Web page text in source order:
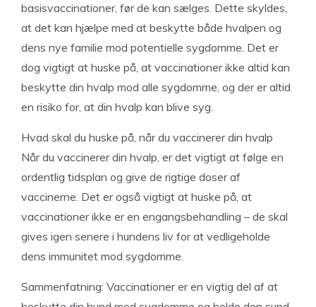
basisvaccinationer, før de kan sælges. Dette skyldes,
at det kan hjælpe med at beskytte både hvalpen og
dens nye familie mod potentielle sygdomme. Det er
dog vigtigt at huske på, at vaccinationer ikke altid kan
beskytte din hvalp mod alle sygdomme, og der er altid
en risiko for, at din hvalp kan blive syg.
Hvad skal du huske på, når du vaccinerer din hvalp
Når du vaccinerer din hvalp, er det vigtigt at følge en
ordentlig tidsplan og give de rigtige doser af
vaccinerne. Det er også vigtigt at huske på, at
vaccinationer ikke er en engangsbehandling – de skal
gives igen senere i hundens liv for at vedligeholde
dens immunitet mod sygdomme.
Sammenfatning: Vaccinationer er en vigtig del af at